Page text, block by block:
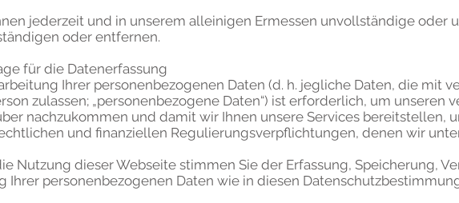
jederzeit und in unserem alleinigen Ermessen unvollständige oder
oder entfernen.
für die Datenerfassung
Ihrer personenbezogenen Daten (d. h. jegliche Daten, die mit
zulassen; „personenbezogene Daten“) ist erforderlich, um unseren
nachzukommen und damit wir Ihnen unsere Services bereitstellen,
und finanziellen Regulierungsverpflichtungen, denen wir
Nutzung dieser Webseite stimmen Sie der Erfassung, Speicherung,
Ihrer personenbezogenen Daten wie in diesen